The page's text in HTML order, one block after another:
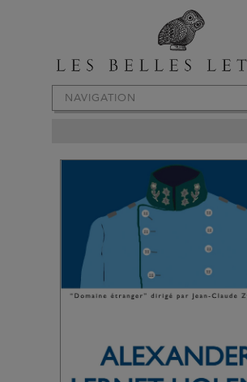
NAVIGATION